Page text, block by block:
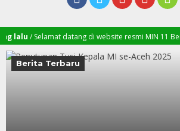
lalu/ Selamat datang di website resmi MIN 11
Berita Terbaru